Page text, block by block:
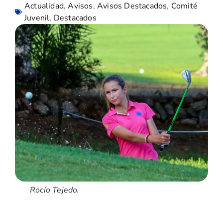
Actualidad,Avisos,Avisos Destacados, Comité
Juvenil, Destacados
Rocío Tejedo.